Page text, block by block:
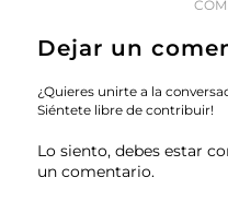
Dejar un
¿Quieres unirte a la
Siéntete libre de contribuir!
Lo siento, debes estar
un comentario.